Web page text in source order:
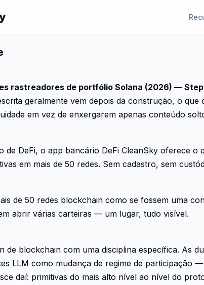
rastreadores de portfólio Solana (2026) —
geralmente vem depois da construção, o
em vez de enxergarem apenas conteúdo
de DeFi, o app bancário DeFi CleanSky oferece
em mais de 50 redes. Sem cadastro, sem
de 50 redes blockchain como se fossem uma
abrir várias carteiras — um lugar, tudo visível.
de blockchain com uma disciplina específica.
LLM como mudança de regime de participação
daí: primitivas do mais alto nível ao nível do